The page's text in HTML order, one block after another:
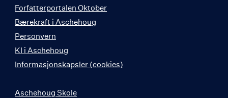
Forfatterportalen Oktober
Bærekraft i Aschehoug
Personvern
KI i Aschehoug
Informasjonskapsler (cookies)
Aschehoug Skole